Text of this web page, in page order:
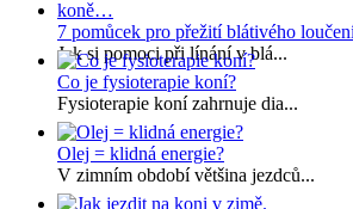
7 pomůcek pro přežití blátivého
Jak si pomoci při línání v blá...
Co je fysioterapie koní?
Fysioterapie koní zahrnuje dia...
Olej = klidná energie?
V zimním období většina jezdců...